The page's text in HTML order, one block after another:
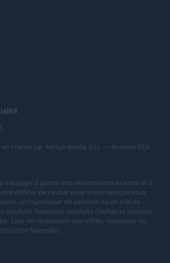
France par AdHub Media S.r.l. — Numero REA
s'engage à garder vos informations exactes et à
différer de ce que vous voyez lorsque vous
un fournisseur de services ou un site de
produits financiers, produits d'achat et services
Lors de l'évaluation des offres, consultez les
financière.